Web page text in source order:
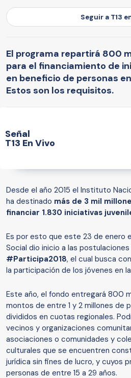
Seguir a T13
El programa repartirá 800
para el financiamiento de
en beneficio de personas
Estos son los requisitos.
Señal
T13 En Vivo
Desde el año 2015 el Instituto
ha destinado más de 3 mil
financiar 1.830 iniciativas
Es por esto que este 23 de enero
Social dio inicio a las
#Participa2018, el cual busca
la participación de los jóvenes en
Este año, el fondo entregará 800
montos de entre 1 y 2 millones de
divididos en cuotas regionales.
vecinos y organizaciones
asociaciones o comunidades y
culturales que se encuentren
jurídica sin fines de lucro, y cuyos
personas de entre 15 a 29 años.